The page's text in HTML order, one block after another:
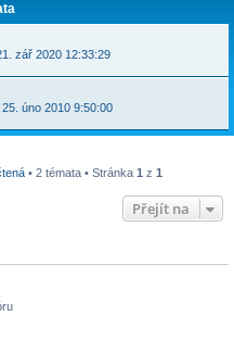
zář 2020 12:33:29
úno 2010 9:50:00
• 2 témata • Stránka 1 z 1
Přejít na